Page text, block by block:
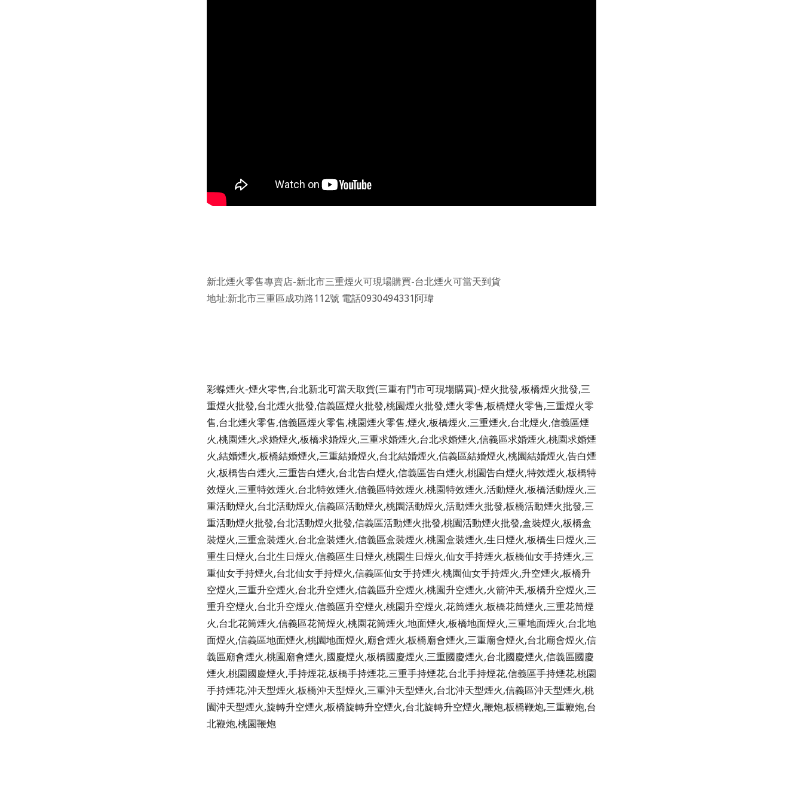
新北煙火零售專賣店-新北市三重煙火可現場購買-台北煙火可當天到貨
地址:新北市三重區成功路112號 電話0930494331阿瑋
彩蝶煙火-煙火零售,台北新北可當天取貨(三重有門市可現場購買)-煙火批發,板橋煙火批發,三
重煙火批發,台北煙火批發,信義區煙火批發,桃園煙火批發,煙火零售,板橋煙火零售,三重煙火零
售,台北煙火零售,信義區煙火零售,桃園煙火零售,煙火,板橋煙火,三重煙火,台北煙火,信義區煙
火,桃園煙火,求婚煙火,板橋求婚煙火,三重求婚煙火,台北求婚煙火,信義區求婚煙火,桃園求婚煙
火,結婚煙火,板橋結婚煙火,三重結婚煙火,台北結婚煙火,信義區結婚煙火,桃園結婚煙火,告白煙
火,板橋告白煙火,三重告白煙火,台北告白煙火,信義區告白煙火,桃園告白煙火,特效煙火,板橋特
效煙火,三重特效煙火,台北特效煙火,信義區特效煙火,桃園特效煙火,活動煙火,板橋活動煙火,三
重活動煙火,台北活動煙火,信義區活動煙火,桃園活動煙火,活動煙火批發,板橋活動煙火批發,三
重活動煙火批發,台北活動煙火批發,信義區活動煙火批發,桃園活動煙火批發,盒裝煙火,板橋盒
裝煙火,三重盒裝煙火,台北盒裝煙火,信義區盒裝煙火,桃園盒裝煙火,生日煙火,板橋生日煙火,三
重生日煙火,台北生日煙火,信義區生日煙火,桃園生日煙火,仙女手持煙火,板橋仙女手持煙火,三
重仙女手持煙火,台北仙女手持煙火,信義區仙女手持煙火.桃園仙女手持煙火,升空煙火,板橋升
空煙火,三重升空煙火,台北升空煙火,信義區升空煙火,桃園升空煙火,火箭沖天,板橋升空煙火,三
重升空煙火,台北升空煙火,信義區升空煙火,桃園升空煙火,花筒煙火,板橋花筒煙火,三重花筒煙
火,台北花筒煙火,信義區花筒煙火,桃園花筒煙火,地面煙火,板橋地面煙火,三重地面煙火,台北地
面煙火,信義區地面煙火,桃園地面煙火,廟會煙火,板橋廟會煙火,三重廟會煙火,台北廟會煙火,信
義區廟會煙火,桃園廟會煙火,國慶煙火,板橋國慶煙火,三重國慶煙火,台北國慶煙火,信義區國慶
煙火,桃園國慶煙火,手持煙花,板橋手持煙花,三重手持煙花,台北手持煙花,信義區手持煙花,桃園
手持煙花,沖天型煙火,板橋沖天型煙火,三重沖天型煙火,台北沖天型煙火,信義區沖天型煙火,桃
園沖天型煙火,旋轉升空煙火,板橋旋轉升空煙火,台北旋轉升空煙火,鞭炮,板橋鞭炮,三重鞭炮,台
北鞭炮,桃園鞭炮